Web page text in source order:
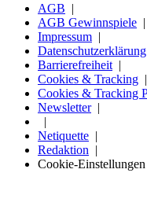
AGB
AGB Gewinnspiele
Impressum
Datenschutzerklärung
Barrierefreiheit
Cookies & Tracking
Cookies & Tracking
Newsletter
Netiquette
Redaktion
Cookie-Einstellungen